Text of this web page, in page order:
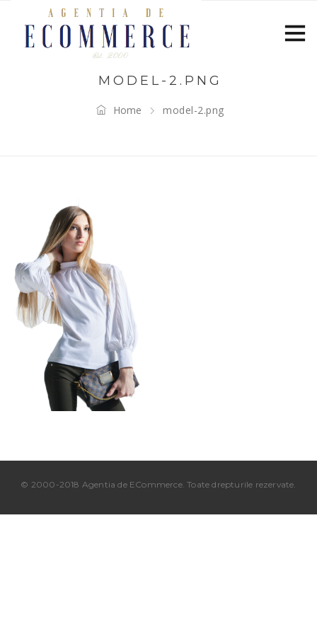
MODEL-2.PNG
Home model-2.png
© 2000-2018 Agentia de ECommerce. Toate drepturile rezervate.